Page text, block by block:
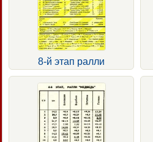
8-й этап ралли